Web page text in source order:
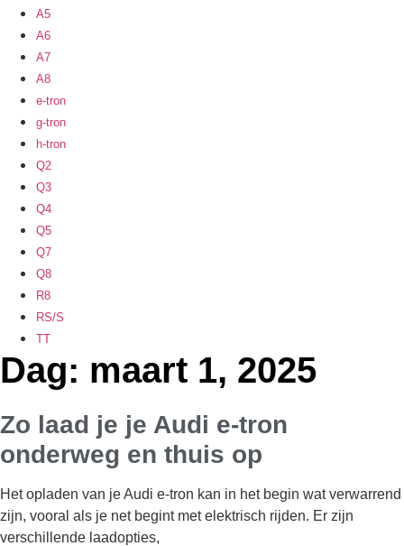
A5
A6
A7
A8
e-tron
g-tron
h-tron
Q2
Q3
Q4
Q5
Q7
Q8
R8
RS/S
TT
Dag: maart 1, 2025
Zo laad je je Audi e-tron
onderweg en thuis op
Het opladen van je Audi e-tron kan in het begin wat verwarrend
zijn, vooral als je net begint met elektrisch rijden. Er zijn
verschillende laadopties,